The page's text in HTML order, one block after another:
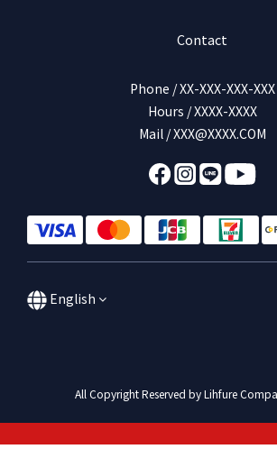
Contact
Phone / XX-XXX-XXX-XXX
Hours / XXXX-XXXX
Mail / XXX@XXXX.COM
English
All Copyright Reserved by Lihfure